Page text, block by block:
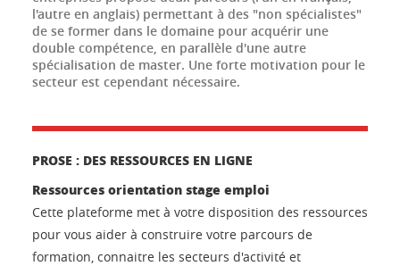
l'autre en anglais) permettant à des "non spécialistes"
de se former dans le domaine pour acquérir une
double compétence, en parallèle d'une autre
spécialisation de master. Une forte motivation pour le
secteur est cependant nécessaire.
PROSE : DES RESSOURCES EN LIGNE
Ressources orientation stage emploi
Cette plateforme met à votre disposition des ressources
pour vous aider à construire votre parcours de
formation, connaitre les secteurs d'activité et